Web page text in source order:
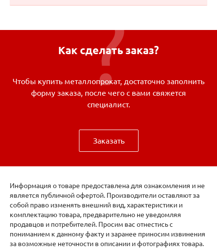
Как сделать заказ?
Чтобы купить металлопрокат, достаточно заполнить
форму заказа, после чего с вами свяжется
специалист.
Заказать
Информация о товаре предоставлена для ознакомления и не
является публичной офертой. Производители оставляют за
собой право изменять внешний вид, характеристики и
комплектацию товара, предварительно не уведомляя
продавцов и потребителей. Просим вас отнестись с
пониманием к данному факту и заранее приносим извинения
за возможные неточности в описании и фотографиях товара.